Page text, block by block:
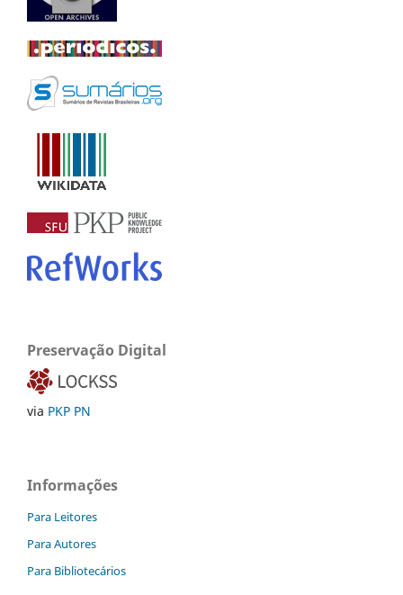
Preservação Digital
via PKP PN
Informações
Para Leitores
Para Autores
Para Bibliotecários